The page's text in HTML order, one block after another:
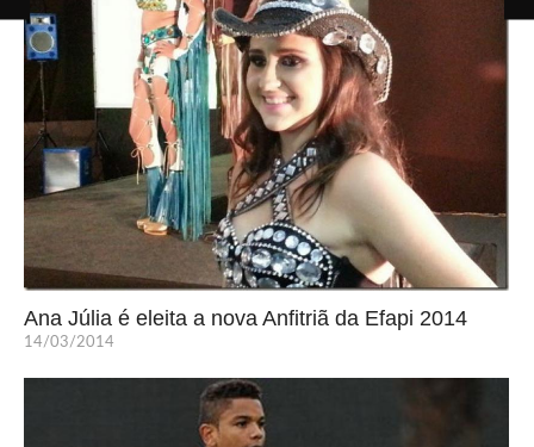
Ana Júlia é eleita a nova Anfitriã da Efapi 2014
14/03/2014